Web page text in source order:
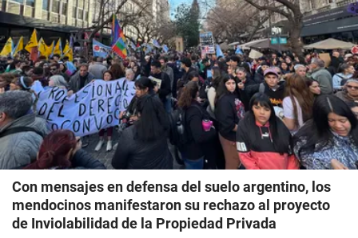
Con mensajes en defensa del suelo argentino, los
mendocinos manifestaron su rechazo al proyecto
de Inviolabilidad de la Propiedad Privada